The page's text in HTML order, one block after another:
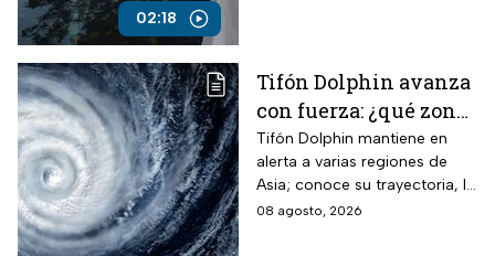
02:18
Tifón Dolphin avanza
con fuerza: ¿qué zonas
están en alerta?
Tifón Dolphin mantiene en
alerta a varias regiones de
Asia; conoce su trayectoria, la
fuerza de sus vientos y qué se
08 agosto, 2026